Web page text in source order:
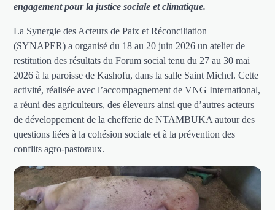
engagement pour la justice sociale et climatique.
La Synergie des Acteurs de Paix et Réconciliation
(SYNAPER) a organisé du 18 au 20 juin 2026 un atelier de
restitution des résultats du Forum social tenu du 27 au 30 mai
2026 à la paroisse de Kashofu, dans la salle Saint Michel. Cette
activité, réalisée avec l’accompagnement de VNG International,
a réuni des agriculteurs, des éleveurs ainsi que d’autres acteurs
de développement de la chefferie de NTAMBUKA autour des
questions liées à la cohésion sociale et à la prévention des
conflits agro-pastoraux.